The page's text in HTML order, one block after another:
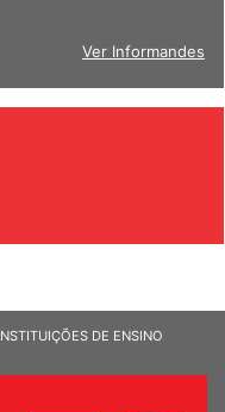
Ver Informandes
DE ENSINO